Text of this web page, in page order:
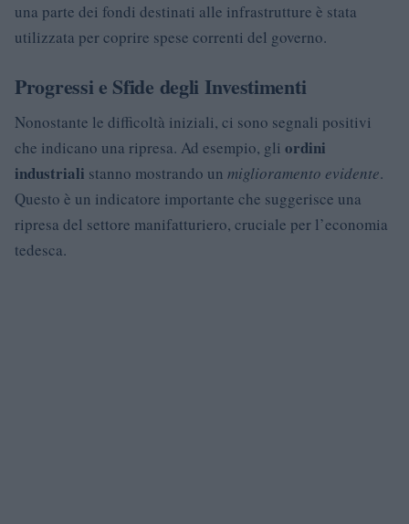
una parte dei fondi destinati alle infrastrutture è stata
utilizzata per coprire spese correnti del governo.
Progressi e Sfide degli Investimenti
Nonostante le difficoltà iniziali, ci sono segnali positivi
che indicano una ripresa. Ad esempio, gli ordini
industriali stanno mostrando un miglioramento evidente.
Questo è un indicatore importante che suggerisce una
ripresa del settore manifatturiero, cruciale per l’economia
tedesca.